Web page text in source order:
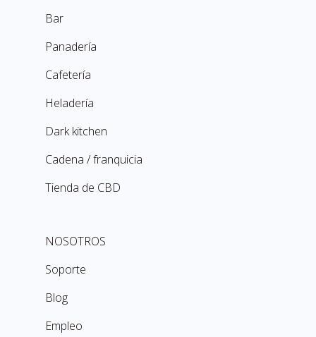
Bar
Panadería
Cafetería
Heladería
Dark kitchen
Cadena / franquicia
Tienda de CBD
NOSOTROS
Soporte
Blog
Empleo